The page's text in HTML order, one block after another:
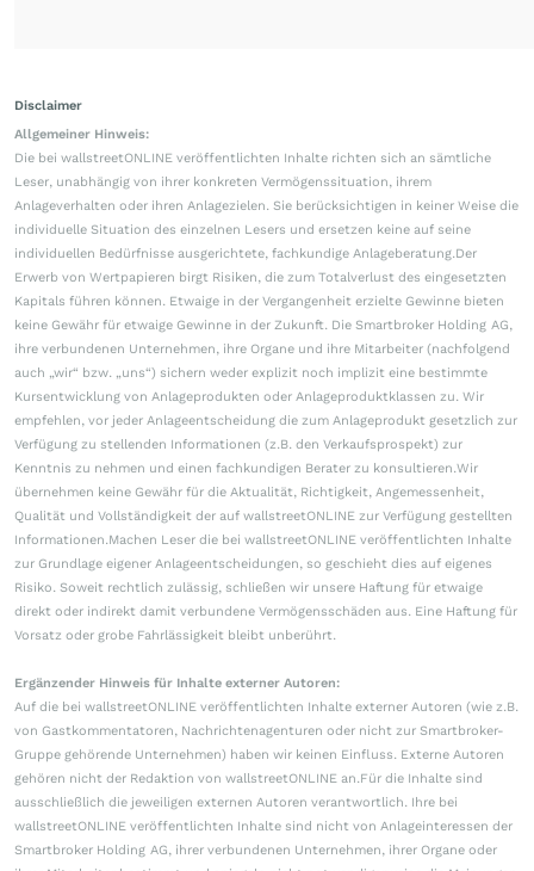
Disclaimer
Allgemeiner Hinweis:
Die bei wallstreetONLINE veröffentlichten Inhalte richten sich an sämtliche
Leser, unabhängig von ihrer konkreten Vermögenssituation, ihrem
Anlageverhalten oder ihren Anlagezielen. Sie berücksichtigen in keiner Weise die
individuelle Situation des einzelnen Lesers und ersetzen keine auf seine
individuellen Bedürfnisse ausgerichtete, fachkundige Anlageberatung.Der
Erwerb von Wertpapieren birgt Risiken, die zum Totalverlust des eingesetzten
Kapitals führen können. Etwaige in der Vergangenheit erzielte Gewinne bieten
keine Gewähr für etwaige Gewinne in der Zukunft. Die Smartbroker Holding AG,
ihre verbundenen Unternehmen, ihre Organe und ihre Mitarbeiter (nachfolgend
auch „wir“ bzw. „uns“) sichern weder explizit noch implizit eine bestimmte
Kursentwicklung von Anlageprodukten oder Anlageproduktklassen zu. Wir
empfehlen, vor jeder Anlageentscheidung die zum Anlageprodukt gesetzlich zur
Verfügung zu stellenden Informationen (z.B. den Verkaufsprospekt) zur
Kenntnis zu nehmen und einen fachkundigen Berater zu konsultieren.Wir
übernehmen keine Gewähr für die Aktualität, Richtigkeit, Angemessenheit,
Qualität und Vollständigkeit der auf wallstreetONLINE zur Verfügung gestellten
Informationen.Machen Leser die bei wallstreetONLINE veröffentlichten Inhalte
zur Grundlage eigener Anlageentscheidungen, so geschieht dies auf eigenes
Risiko. Soweit rechtlich zulässig, schließen wir unsere Haftung für etwaige
direkt oder indirekt damit verbundene Vermögensschäden aus. Eine Haftung für
Vorsatz oder grobe Fahrlässigkeit bleibt unberührt.
Ergänzender Hinweis für Inhalte externer Autoren:
Auf die bei wallstreetONLINE veröffentlichten Inhalte externer Autoren (wie z.B.
von Gastkommentatoren, Nachrichtenagenturen oder nicht zur Smartbroker-
Gruppe gehörende Unternehmen) haben wir keinen Einfluss. Externe Autoren
gehören nicht der Redaktion von wallstreetONLINE an.Für die Inhalte sind
ausschließlich die jeweiligen externen Autoren verantwortlich. Ihre bei
wallstreetONLINE veröffentlichten Inhalte sind nicht von Anlageinteressen der
Smartbroker Holding AG, ihrer verbundenen Unternehmen, ihrer Organe oder